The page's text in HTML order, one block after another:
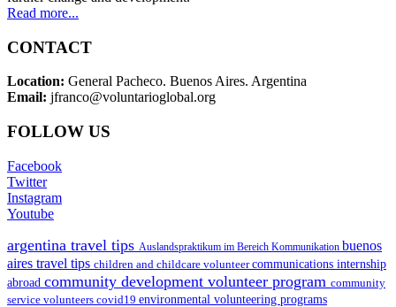
Read more...
CONTACT
Location: General Pacheco. Buenos Aires. Argentina
Email: jfranco@voluntarioglobal.org
FOLLOW US
Facebook
Twitter
Instagram
Youtube
argentina travel tips Auslandspraktikum im Bereich Kommunikation buenos
aires travel tips children and childcare volunteercommunications internship
abroad community development volunteer program community
service volunteers covid19 environmental volunteering programs